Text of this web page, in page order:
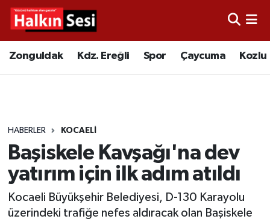
Zonguldak Kdz. Ereğli Spor Çaycuma Kozlu
HABERLER KOCAELI
Başiskele Kavşağı'na dev
yatırım için ilk adım atıldı
Kocaeli Büyükşehir Belediyesi, D-130 Karayolu
üzerindeki trafiğe nefes aldıracak olan Başiskele
Video
Çaycuma
Alaplı
Asayiş
Merkez Hava Durumu
Tüm Manşetler
Son Dakika Haberleri